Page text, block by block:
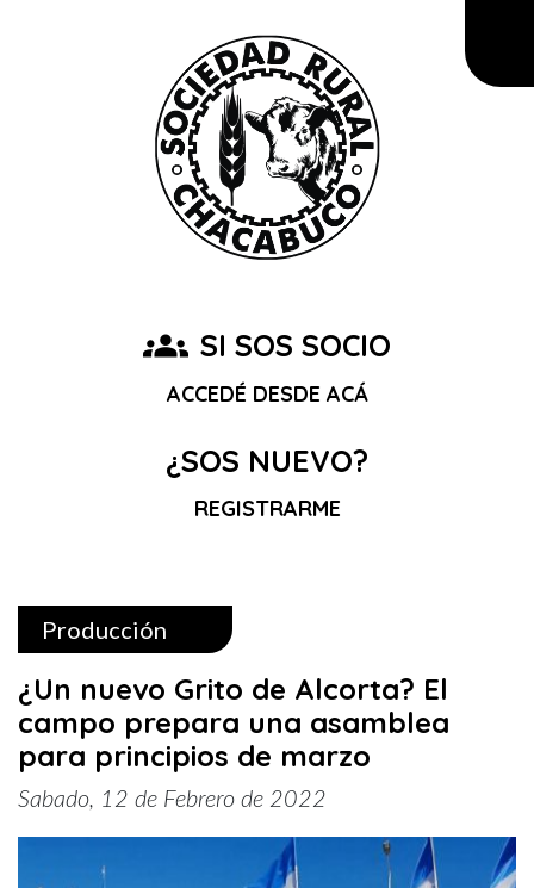
groups SI SOS SOCIO
ACCEDÉ DESDE ACÁ
¿SOS NUEVO?
REGISTRARME
Producción
¿Un nuevo Grito de Alcorta? El
campo prepara una asamblea
para principios de marzo
Sabado, 12 de Febrero de 2022